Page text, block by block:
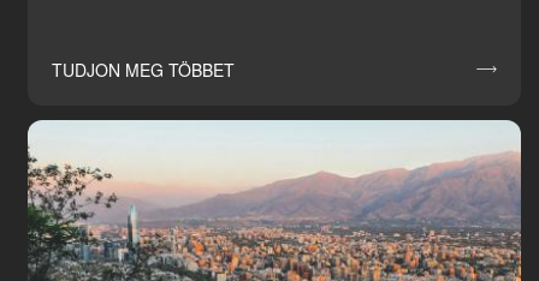
TUDJON MEG TÖBBET 